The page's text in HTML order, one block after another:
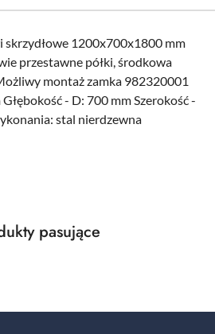
skrzydłowe 1200x700x1800 mm
przestawne półki, środkowa
montaż zamka 982320001
- D: 700 mm Szerokość -
stal nierdzewna
pasujące